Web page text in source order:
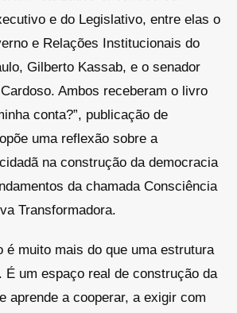
e do Legislativo, entre elas o
e Relações Institucionais do
Gilberto Kassab, e o senador
Ambos receberam o livro
conta?”, publicação de
uma reflexão sobre a
na construção da democracia
da chamada Consciência
Transformadora.
é muito mais do que uma estrutura
É um espaço real de construção da
aprende a cooperar, a exigir com